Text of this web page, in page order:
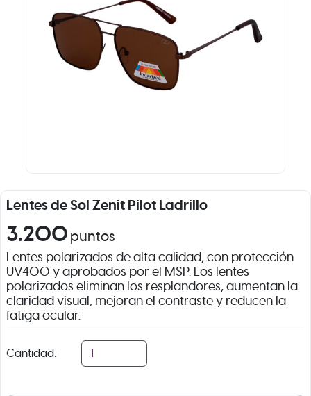
Lentes de Sol Zenit Pilot Ladrillo
3.200 puntos
Lentes polarizados de alta calidad, con protección
UV400 y aprobados por el MSP. Los lentes
polarizados eliminan los resplandores, aumentan la
claridad visual, mejoran el contraste y reducen la
fatiga ocular.
Cantidad: